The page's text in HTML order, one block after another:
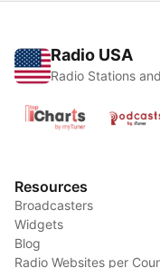
Radio USA
Radio Stations
Resources
Broadcasters
Widgets
Blog
Radio Websites per